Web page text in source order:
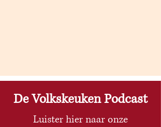
De Volkskeuken Podcast
Luister hier naar onze